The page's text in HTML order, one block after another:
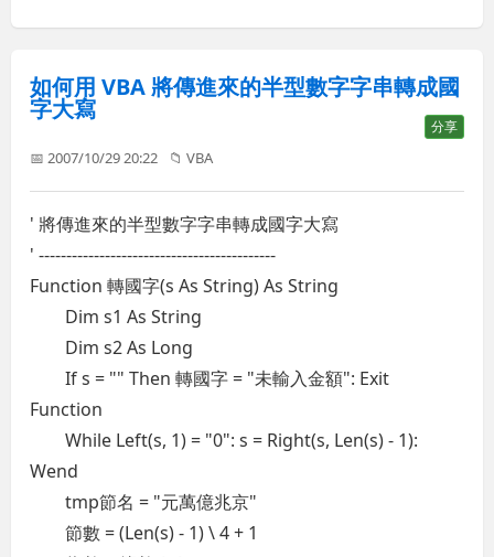
如何用 VBA 將傳進來的半型數字字串轉成國
字大寫
分享
📅 2007/10/29 20:22 📁VBA
' 將傳進來的半型數字字串轉成國字大寫
' -------------------------------------------
Function 轉國字(s As String) As String
Dim s1 As String
Dim s2 As Long
If s = "" Then 轉國字 = "未輸入金額": Exit
Function
While Left(s, 1) = "0": s = Right(s, Len(s) - 1):
Wend
tmp節名 = "元萬億兆京"
節數 = (Len(s) - 1) \ 4 + 1